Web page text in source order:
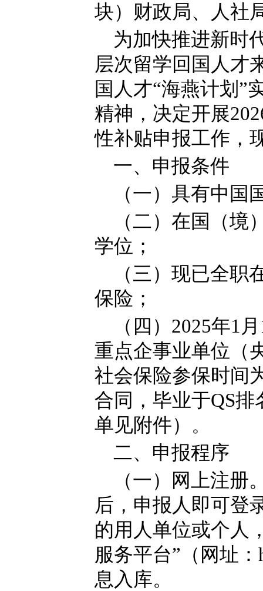
块）财政局、人社
为加快推进新时
层次留学回国人才
国人才“海燕计划”
精神，决定开展
性补贴申报工作，
一、申报条件
（一）具有中国
（二）在国（
学位；
（三）现已全
保险；
（四）2025年1
重点企事业单位（
社会保险参保时间
合同，毕业于QS
单见附件）。
二、申报程序
（一）网上注
后，申报人即可登
的用人单位或个人
服务平台”（网址
息入库。